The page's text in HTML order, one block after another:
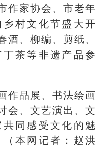
作家协会、市老年
村文化节盛大开
、柳编、剪纸、
茶等非遗产品参
作品展、书法绘画
会、文艺演出、文
同感受文化的魅
本网记者：赵洪